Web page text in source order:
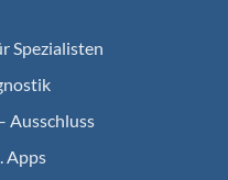
Spezialisten
Ausschluss
Apps